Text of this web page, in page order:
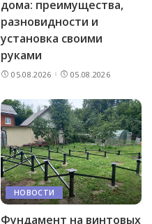
дома: преимущества,
разновидности и
установка своими
руками
05.08.2026 05.08.2026
НОВОСТИ
Фундамент на винтовых